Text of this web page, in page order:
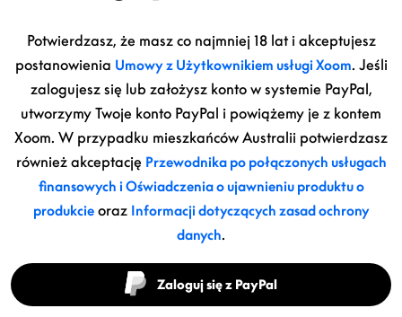
Potwierdzasz, że masz co najmniej 18 lat i akceptujesz
postanowienia Umowy z Użytkownikiem usługi Xoom. Jeśli
zalogujesz się lub założysz konto w systemie PayPal,
utworzymy Twoje konto PayPal i powiążemy je z kontem
Xoom. W przypadku mieszkańców Australii potwierdzasz
również akceptację Przewodnika po połączonych usługach
finansowych i Oświadczenia o ujawnieniu produktu o
produkcieoraz Informacji dotyczących zasad ochrony
danych.
Zaloguj się z PayPal